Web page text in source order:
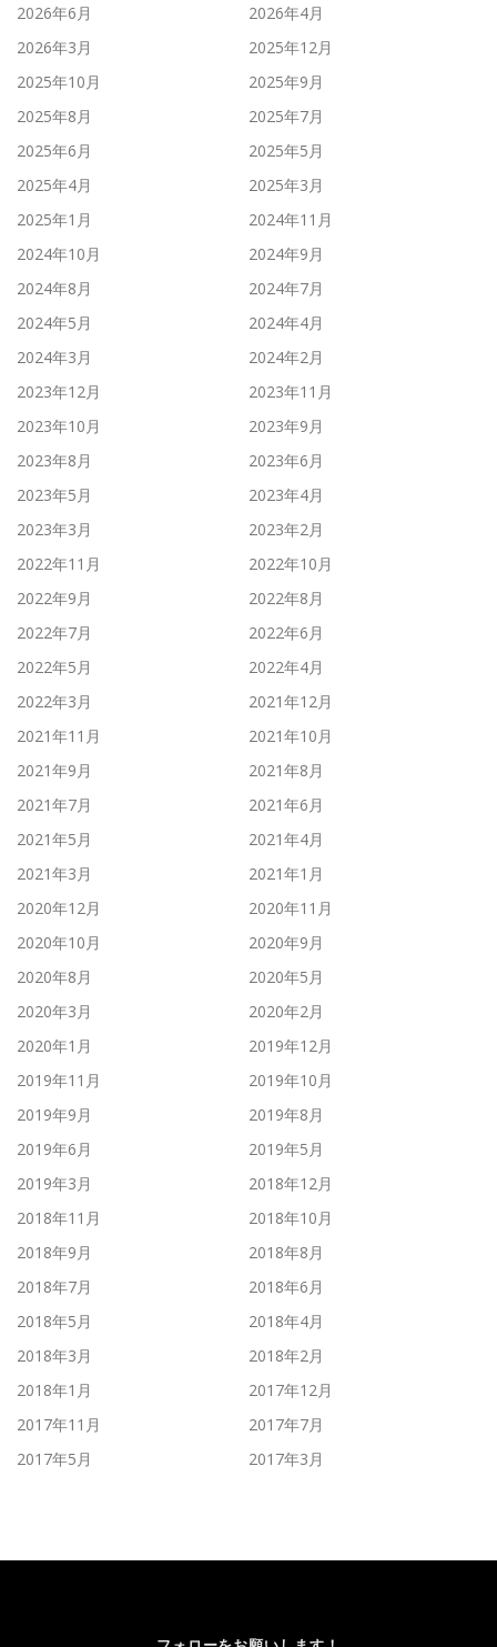
2026年6月
2026年4月
2026年3月
2025年12月
2025年10月
2025年9月
2025年8月
2025年7月
2025年6月
2025年5月
2025年4月
2025年3月
2025年1月
2024年11月
2024年10月
2024年9月
2024年8月
2024年7月
2024年5月
2024年4月
2024年3月
2024年2月
2023年12月
2023年11月
2023年10月
2023年9月
2023年8月
2023年6月
2023年5月
2023年4月
2023年3月
2023年2月
2022年11月
2022年10月
2022年9月
2022年8月
2022年7月
2022年6月
2022年5月
2022年4月
2022年3月
2021年12月
2021年11月
2021年10月
2021年9月
2021年8月
2021年7月
2021年6月
2021年5月
2021年4月
2021年3月
2021年1月
2020年12月
2020年11月
2020年10月
2020年9月
2020年8月
2020年5月
2020年3月
2020年2月
2020年1月
2019年12月
2019年11月
2019年10月
2019年9月
2019年8月
2019年6月
2019年5月
2019年3月
2018年12月
2018年11月
2018年10月
2018年9月
2018年8月
2018年7月
2018年6月
2018年5月
2018年4月
2018年3月
2018年2月
2018年1月
2017年12月
2017年11月
2017年7月
2017年5月
2017年3月